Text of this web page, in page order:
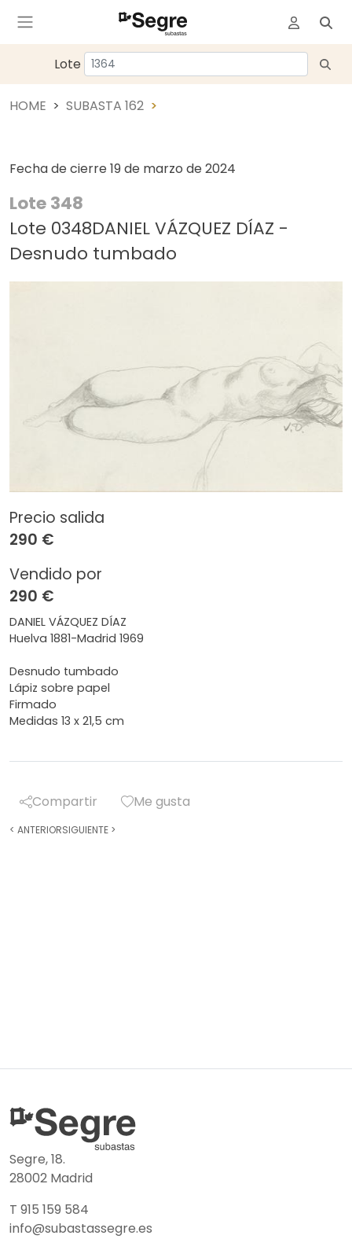
Lote
HOME SUBASTA 162
Fecha de cierre 19 de marzo de 2024
Lote 348
Lote 0348DANIEL VÁZQUEZ DÍAZ -
Desnudo tumbado
Precio salida
290 €
Vendido por
290 €
DANIEL VÁZQUEZ DÍAZ
Huelva 1881-Madrid 1969
Desnudo tumbado
Lápiz sobre papel
Firmado
Medidas 13 x 21,5 cm
Compartir Me gusta
< ANTERIORSIGUIENTE >
Segre, 18.
28002 Madrid
T 915 159 584
info@subastassegre.es